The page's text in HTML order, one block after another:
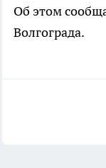
Об этом
Волгограда.